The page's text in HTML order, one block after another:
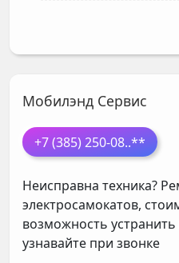
Мобилэнд Сервис
+7 (385) 250-08..**
Неисправна техника?
электросамокатов,
возможность
узнавайте при звонке